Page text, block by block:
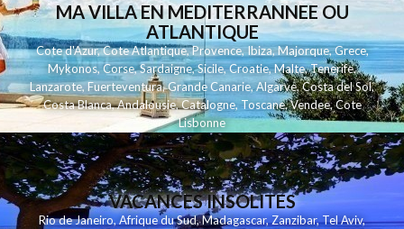
MA VILLA EN MEDITERRANNEE OU
ATLANTIQUE
Cote d'Azur,Cote Atlantique,Provence,Ibiza,Majorque,Grece,
Mykonos,Corse,Sardaigne,Sicile,Croatie,Malte,Tenerife,
Lanzarote,Fuerteventura,Grande Canarie,Algarve,Costa del Sol,
Costa Blanca,Andalousie,Catalogne,Toscane,Vendee,Cote
Lisbonne
VACANCES INSOLITES
Rio de Janeiro,Afrique du Sud,Madagascar,Zanzibar,Tel Aviv,